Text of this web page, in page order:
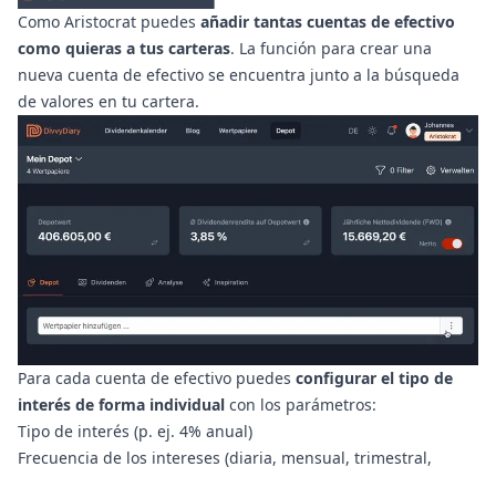
Como Aristocrat puedes añadir tantas cuentas de efectivo
como quieras a tus carteras. La función para crear una
nueva cuenta de efectivo se encuentra junto a la búsqueda
de valores en tu cartera.
Para cada cuenta de efectivo puedes configurar el tipo de
interés de forma individual con los parámetros:
Tipo de interés (p. ej. 4% anual)
Frecuencia de los intereses (diaria, mensual, trimestral,